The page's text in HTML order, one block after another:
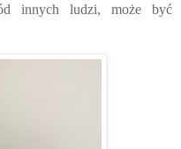
innych ludzi, może być